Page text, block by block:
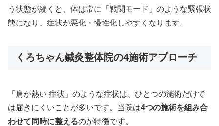
う状態が続くと、体は常に「戦闘モード」のような緊張状
態になり、症状が悪化・慢性化しやすくなります。
くろちゃん鍼灸整体院の4施術アプローチ
「肩が熱い 症状」のような症状は、ひとつの施術だけで
は届きにくいことが多いです。当院は4つの施術を組み合
わせて同時に整えるのが特徴です。